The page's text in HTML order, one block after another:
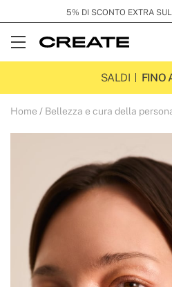
5% DI SCONTO EXTRA
Open
Menu
SALDI
FINO
Home Bellezza e cura della